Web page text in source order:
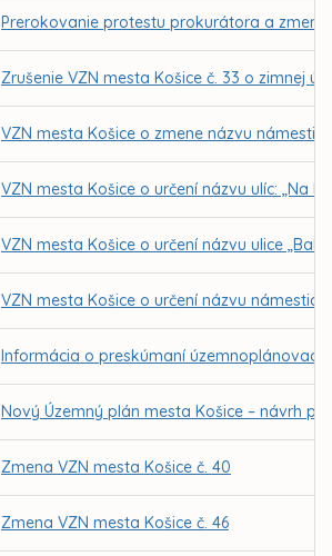
Prerokovanie protestu prokurátora a
Zrušenie VZN mesta Košice č. 33 o zimnej
VZN mesta Košice o zmene názvu námestia
VZN mesta Košice o určení názvu ulíc: „Na
VZN mesta Košice o určení názvu ulice
VZN mesta Košice o určení názvu námestia
Informácia o preskúmaní
Nový Územný plán mesta Košice – návrh
Zmena VZN mesta Košice č. 40
Zmena VZN mesta Košice č. 46